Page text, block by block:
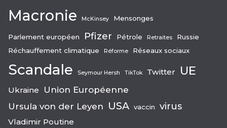
Macronie McKinsey Mensonges
Parlement européen Pfizer Pétrole Retraites
Russie
Réchauffement climatique
Réforme Réseaux sociaux
Scandale Seymour Hersh TikTok Twitter UE
Ukraine
Union Européenne
Ursula von der Leyen USA vaccin virus
Vladimir Poutine